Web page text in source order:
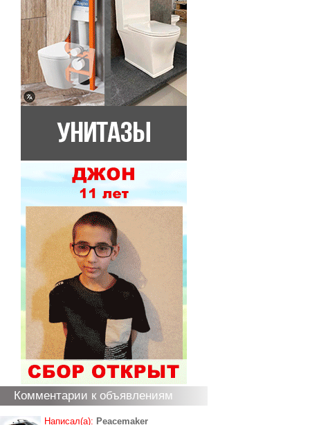
Комментарии к объявлениям
Написал(а): Peacemaker